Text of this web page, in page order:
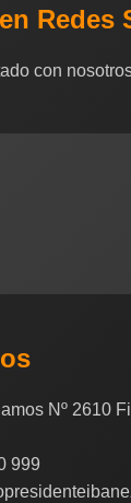
Redes
con
Nº 2610
999